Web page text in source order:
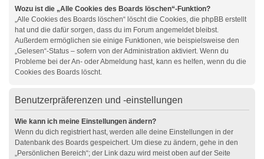
Wozu ist die „Alle Cookies des Boards löschen“-Funktion?
„Alle Cookies des Boards löschen“ löscht die Cookies, die phpBB erstellt
hat und die dafür sorgen, dass du im Forum angemeldet bleibst.
Außerdem ermöglichen sie einige Funktionen, wie beispielsweise den
„Gelesen“-Status – sofern von der Administration aktiviert. Wenn du
Probleme bei der An- oder Abmeldung hast, kann es helfen, wenn du die
Cookies des Boards löscht.
Benutzerpräferenzen und -einstellungen
Wie kann ich meine Einstellungen ändern?
Wenn du dich registriert hast, werden alle deine Einstellungen in der
Datenbank des Boards gespeichert. Um diese zu ändern, gehe in den
„Persönlichen Bereich“; der Link dazu wird meist oben auf der Seite